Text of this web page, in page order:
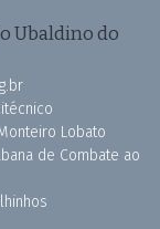
Ubaldino do
Lobato
de Combate ao